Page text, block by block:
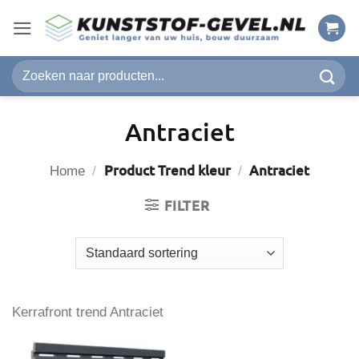
naar
inhoud
Zoeken
naar:
Antraciet
Home / Product Trend kleur / Antraciet
FILTER
Kerrafront trend Antraciet